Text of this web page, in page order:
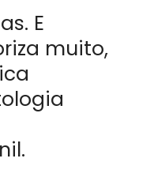
E
muito,